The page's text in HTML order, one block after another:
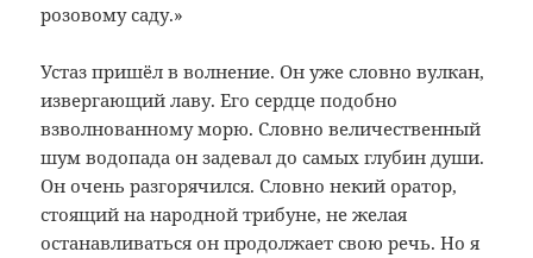
розовому саду.»
Устаз пришёл в волнение. Он уже словно вулкан,
извергающий лаву. Его сердце подобно
взволнованному морю. Словно величественный
шум водопада он задевал до самых глубин души.
Он очень разгорячился. Словно некий оратор,
стоящий на народной трибуне, не желая
останавливаться он продолжает свою речь. Но я